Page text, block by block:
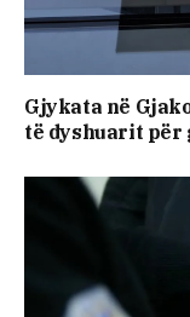
Gjykata në
të dyshuarit për